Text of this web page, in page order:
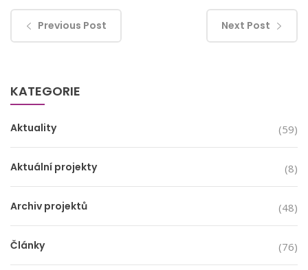
Previous Post Next Post
KATEGORIE
Aktuality (59)
Aktuální projekty (8)
Archiv projektů (48)
Články (76)